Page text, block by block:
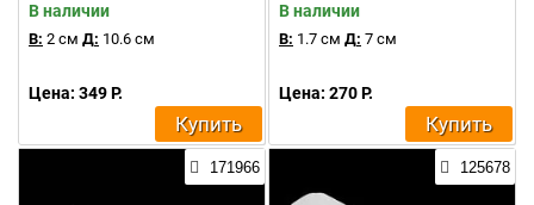
В наличии
В: 2 см Д: 10.6 см
Цена: 349 Р.
Купить
В наличии
В: 1.7 см Д: 7 см
Цена: 270 Р.
Купить
171966 125678